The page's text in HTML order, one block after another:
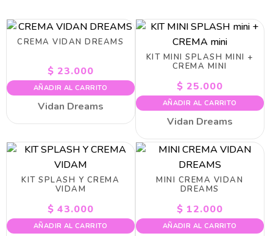
CREMA VIDAN DREAMS
$ 23.000
AÑADIR AL CARRITO
Vidan Dreams
KIT MINI SPLASH MINI +
CREMA MINI
$ 25.000
AÑADIR AL CARRITO
Vidan Dreams
KIT SPLASH Y CREMA
VIDAM
$ 43.000
AÑADIR AL CARRITO
MINI CREMA VIDAN
DREAMS
$ 12.000
AÑADIR AL CARRITO